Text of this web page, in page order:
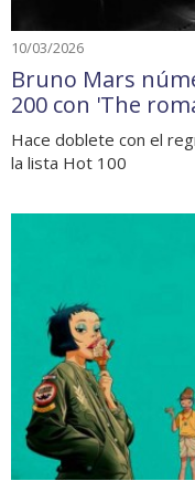
10/03/2026
Bruno Mars
200 con 'The
Hace doblete con el
la lista Hot 100